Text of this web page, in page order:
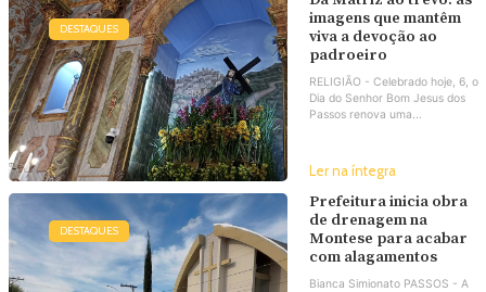
DESTAQUES
imagens que mantêm
viva a devoção ao
padroeiro
RELIGIÃO - Celebrado hoje, 6, o
Dia do Senhor Bom Jesus dos
Passos renova uma...
Ler na íntegra
DESTAQUES
Prefeitura inicia obra
de drenagem na
Montese para acabar
com alagamentos
Bianca Simionato PASSOS - A